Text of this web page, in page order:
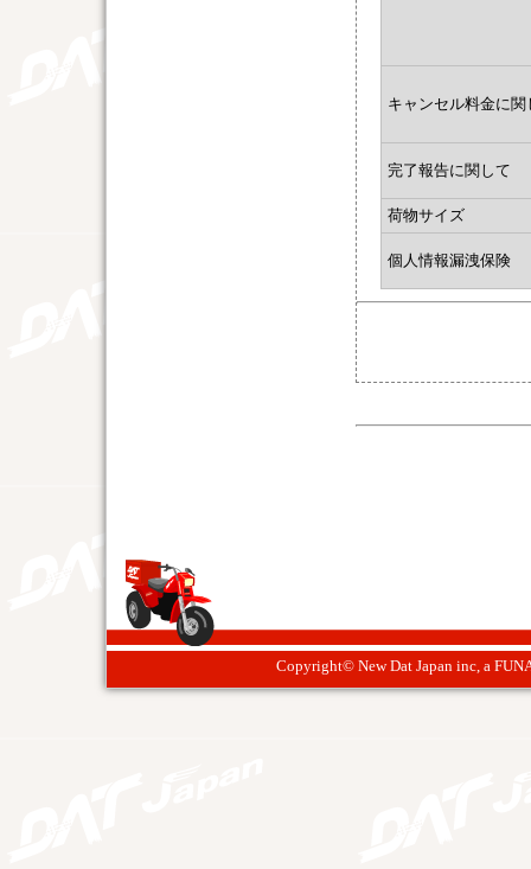
キャンセル料金に関
完了報告に関して
荷物サイズ
個人情報漏洩保険
Copyright© New Dat Japan inc, a